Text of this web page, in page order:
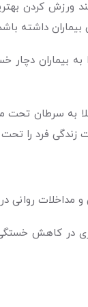
کردن
داشته
بیماران
به سرطان
فرد را تحت
روانی
در کاهش